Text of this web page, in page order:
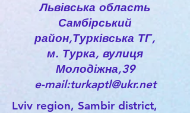
Львівська область
Самбірський
район,Турківська ТГ,
м. Турка, вулиця
Молодіжна,39
e-mail:turkaptl@ukr.net
Lviv region, Sambir district,